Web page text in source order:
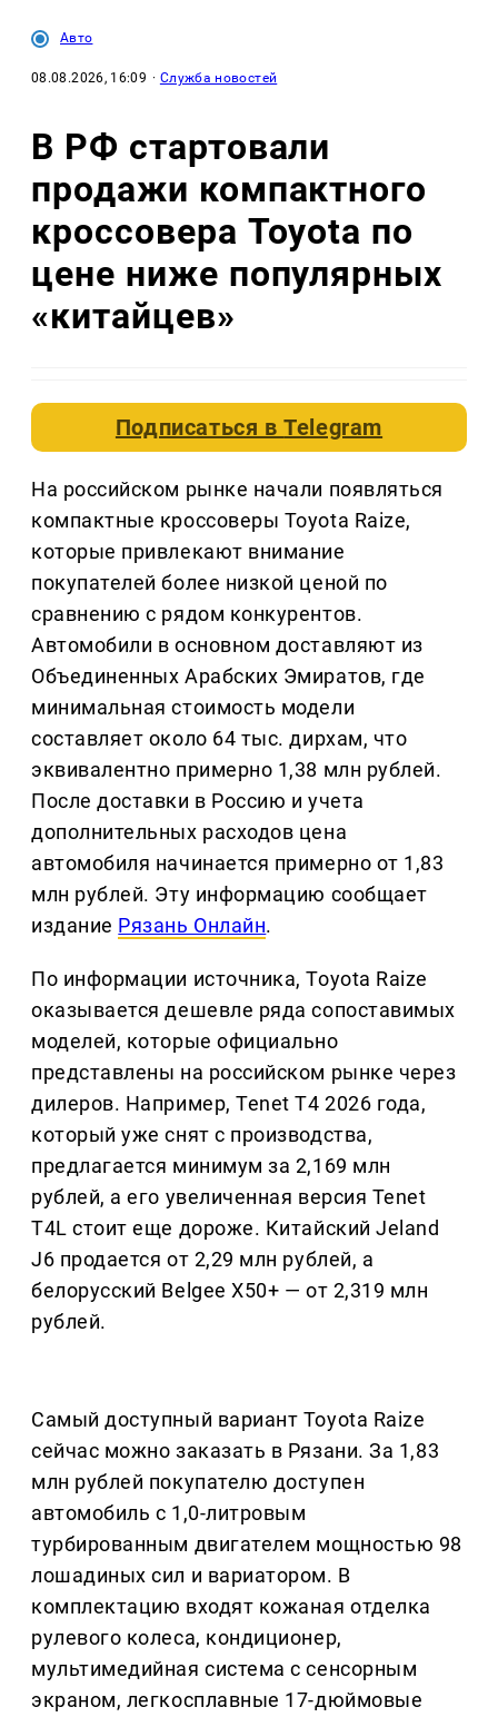
Авто
08.08.2026, 16:09 · Служба новостей
В РФ стартовали
продажи компактного
кроссовера Toyota по
цене ниже популярных
«китайцев»
Подписаться вTelegram
На российском рынке начали появляться
компактные кроссоверы Toyota Raize,
которые привлекают внимание
покупателей более низкой ценой по
сравнению с рядом конкурентов.
Автомобили в основном доставляют из
Объединенных Арабских Эмиратов, где
минимальная стоимость модели
составляет около 64 тыс. дирхам, что
эквивалентно примерно 1,38 млн рублей.
После доставки в Россию и учета
дополнительных расходов цена
автомобиля начинается примерно от 1,83
млн рублей. Эту информацию сообщает
издание Рязань Онлайн.
По информации источника, Toyota Raize
оказывается дешевле ряда сопоставимых
моделей, которые официально
представлены на российском рынке через
дилеров. Например, Tenet T4 2026 года,
который уже снят с производства,
предлагается минимум за 2,169 млн
рублей, а его увеличенная версия Tenet
T4L стоит еще дороже. Китайский Jeland
J6 продается от 2,29 млн рублей, а
белорусский Belgee X50+ — от 2,319 млн
рублей.
Самый доступный вариант Toyota Raize
сейчас можно заказать в Рязани. За 1,83
млн рублей покупателю доступен
автомобиль с 1,0-литровым
турбированным двигателем мощностью 98
лошадиных сил и вариатором. В
комплектацию входят кожаная отделка
рулевого колеса, кондиционер,
мультимедийная система с сенсорным
экраном, легкосплавные 17-дюймовые